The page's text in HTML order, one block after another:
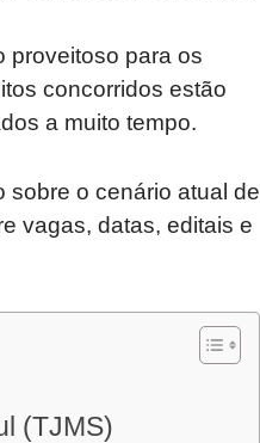
proveitoso para os
concorridos estão
a muito tempo.
sobre o cenário atual de
vagas, datas, editais e
(TJMS)